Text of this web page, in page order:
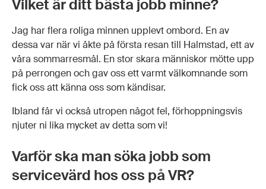
Vilket är ditt bästa jobb minne?
Jag har flera roliga minnen upplevt ombord. En av
dessa var när vi åkte på första resan till Halmstad, ett av
våra sommarresmål. En stor skara människor mötte upp
på perrongen och gav oss ett varmt välkomnande som
fick oss att känna oss som kändisar.
Ibland får vi också utropen något fel, förhoppningsvis
njuter ni lika mycket av detta som vi!
Varför ska man söka jobb som
servicevärd hos oss på VR?